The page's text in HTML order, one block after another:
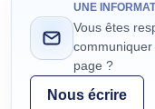
UNE
Vous êtes
page ?
Nous écrire